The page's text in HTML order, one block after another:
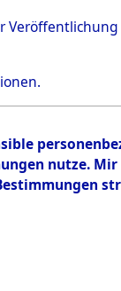
Bayern
nutze.